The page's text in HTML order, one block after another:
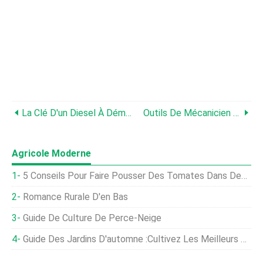
La Clé D'un Diesel À Démarrage Rapide Outils De Mécanicien Indispensables Pour Les Magasins De Ferme
Agricole Moderne
5 Conseils Pour Faire Pousser Des Tomates Dans Des Plates-Bandes Surélevées
Romance Rurale D'en Bas
Guide De Culture De Perce-Neige
Guide Des Jardins D'automne :cultivez Les Meilleurs Légumes D'automne